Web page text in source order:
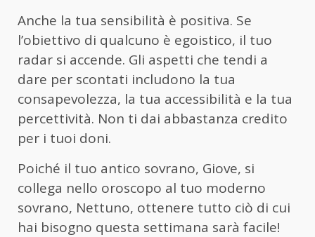
Anche la tua sensibilità è positiva. Se
l’obiettivo di qualcuno è egoistico, il tuo
radar si accende. Gli aspetti che tendi a
dare per scontati includono la tua
consapevolezza, la tua accessibilità e la tua
percettività. Non ti dai abbastanza credito
per i tuoi doni.
Poiché il tuo antico sovrano, Giove, si
collega nello oroscopo al tuo moderno
sovrano, Nettuno, ottenere tutto ciò di cui
hai bisogno questa settimana sarà facile!